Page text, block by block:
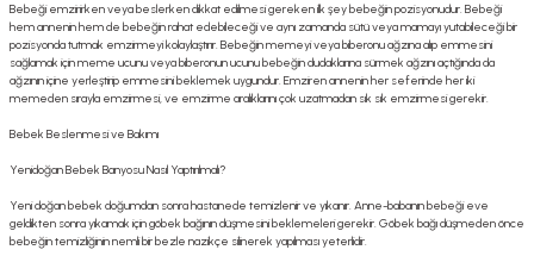
Bebeği emzirirken veya beslerken dikkat edilmesi gereken ilk şey bebeğin pozisyonudur. Bebeği
hem annenin hem de bebeğin rahat edebileceği ve aynı zamanda sütü veya mamayı yutabileceği bir
pozisyonda tutmak emzirmeyi kolaylaştırır. Bebeğin memeyi veya biberonu ağzına alıp emmesini
sağlamak için meme ucunu veya biberonun ucunu bebeğin dudaklarına sürmek ağzını açtığında da
ağzının içine yerleştirip emmesini beklemek uygundur. Emziren annenin her seferinde her iki
memeden sırayla emzirmesi, ve emzirme aralıklarını çok uzatmadan sık sık emzirmesi gerekir.
Bebek Beslenmesi ve Bakımı
Yenidoğan Bebek Banyosu Nasıl Yaptırılmalı?
Yeni doğan bebek doğumdan sonra hastanede temizlenir ve yıkanır. Anne-babanın bebeği eve
geldikten sonra yıkamak için göbek bağının düşmesini beklemeleri gerekir. Göbek bağı düşmeden önce
bebeğin temizliğinin nemli bir bezle nazikçe silinerek yapılması yeterlidir.